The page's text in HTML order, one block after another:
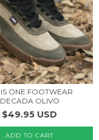
ONE FOOTWEAR
DECADA OLIVO
$49.95 USD
ADD TO CART